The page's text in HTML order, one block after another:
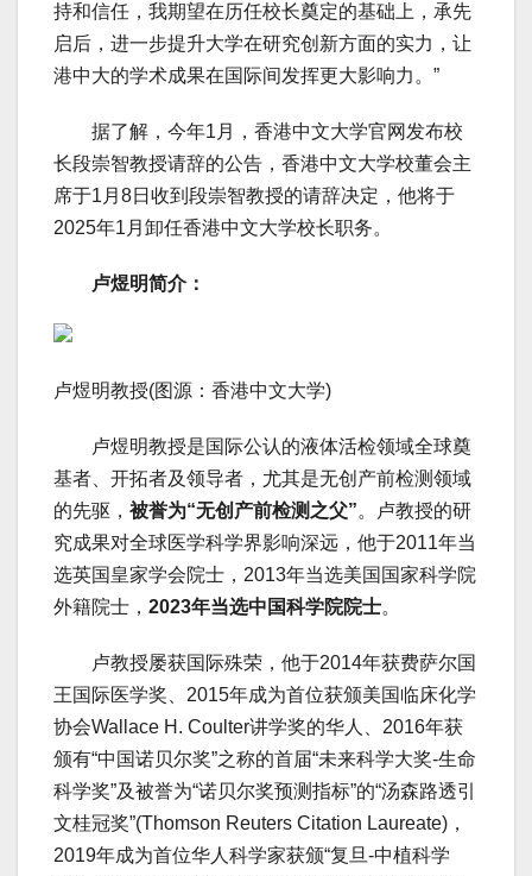
持和信任，我期望在历任校长奠定的基础上，承先
启后，进一步提升大学在研究创新方面的实力，让
港中大的学术成果在国际间发挥更大影响力。”
据了解，今年1月，香港中文大学官网发布校
长段崇智教授请辞的公告，香港中文大学校董会主
席于1月8日收到段崇智教授的请辞决定，他将于
2025年1月卸任香港中文大学校长职务。
卢煜明简介：
卢煜明教授(图源：香港中文大学)
卢煜明教授是国际公认的液体活检领域全球奠
基者、开拓者及领导者，尤其是无创产前检测领域
的先驱， 被誉为“无创产前检测之父”。卢教授的研
究成果对全球医学科学界影响深远，他于2011年当
选英国皇家学会院士，2013年当选美国国家科学院
外籍院士， 2023年当选中国科学院院士。
卢教授屡获国际殊荣，他于2014年获费萨尔国
王国际医学奖、2015年成为首位获颁美国临床化学
协会Wallace H. Coulter讲学奖的华人、2016年获
颁有“中国诺贝尔奖”之称的首届“未来科学大奖-生命
科学奖”及被誉为“诺贝尔奖预测指标”的“汤森路透引
文桂冠奖”(Thomson Reuters Citation Laureate)，
2019年成为首位华人科学家获颁“复旦-中植科学